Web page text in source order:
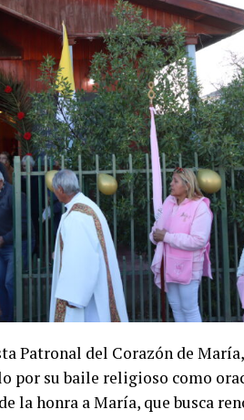
Patronal del Corazón de
por su baile religioso como
la honra a María, que busca